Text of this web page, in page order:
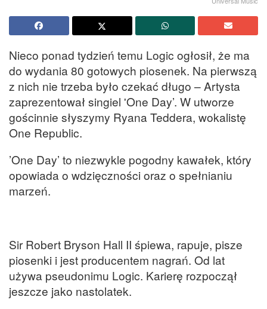
Nieco ponad tydzień temu Logic ogłosił, że ma
do wydania 80 gotowych piosenek. Na pierwszą
z nich nie trzeba było czekać długo – Artysta
zaprezentował singiel 'One Day’. W utworze
gościnnie słyszymy Ryana Teddera, wokalistę
One Republic.
’One Day’ to niezwykle pogodny kawałek, który
opowiada o wdzięczności oraz o spełnianiu
marzeń.
Sir Robert Bryson Hall II śpiewa, rapuje, pisze
piosenki i jest producentem nagrań. Od lat
używa pseudonimu Logic. Karierę rozpoczął
jeszcze jako nastolatek.